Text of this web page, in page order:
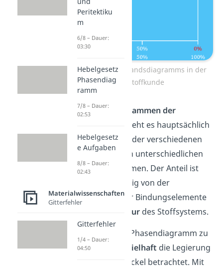
Aufbau eines Zustandsdiagramms in der
Werkstoffkunde
Zustandsdiagrammen der
geht es hauptsächlich
darum, den Anteil der verschiedenen
Atomsorten in den unterschiedlichen
Phasenzu bestimmen. Der Anteil ist
wiederum abhängig von der
Konzentrationder Bindungselemente
Temperatur des Stoffsystems.
Um ein einfaches Phasendiagramm zu
zeigen, wird
beispielhaft die Legierung
aus Kupfer und Nickel betrachtet. Mit
Peritektiku
m
6/8 – Dauer:
03:30
Hebelgesetz
Phasendiag
ramm
7/8 – Dauer:
02:53
Hebelgesetz
e Aufgaben
8/8 – Dauer:
02:43
Materialwissenschaften
Gitterfehler
Gitterfehler
1/4 – Dauer:
04:50